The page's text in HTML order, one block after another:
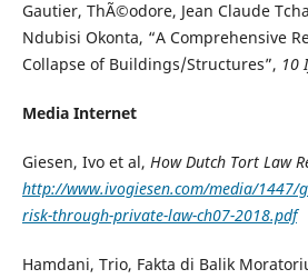
Gautier, ThÃ©odore, Jean Claude
Ndubisi Okonta, “A Comprehensive
Collapse of Buildings/Structures”, 10
Media Internet
Giesen, Ivo et al, How Dutch Tort Law
http://www.ivogiesen.com/media/1447/
risk-through-private-law-ch07-2018.pdf
Hamdani, Trio, Fakta di Balik